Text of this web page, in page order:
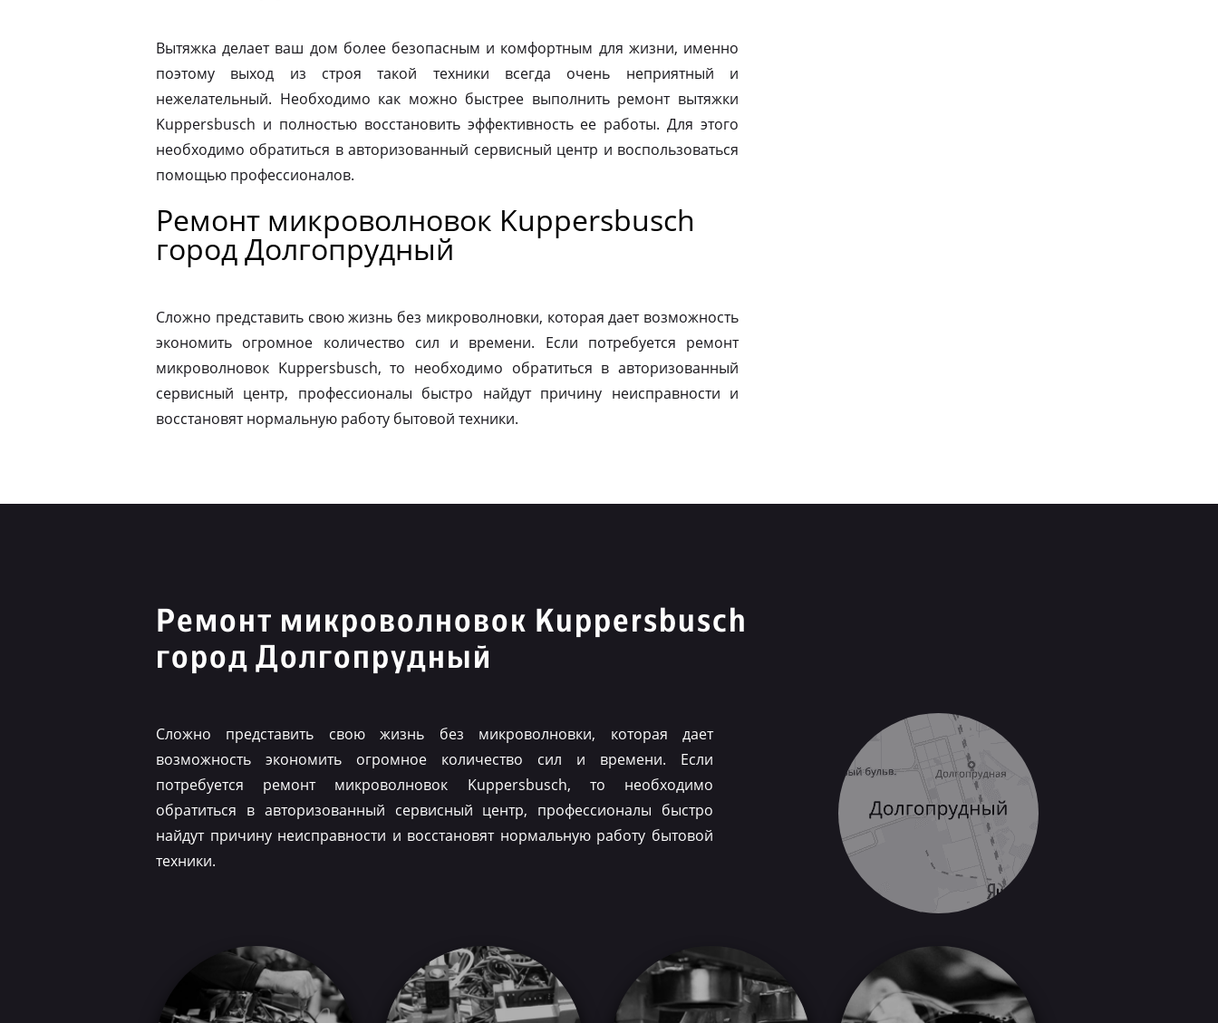
Вытяжка делает ваш дом более безопасным и комфортным для жизни, именно
поэтому выход из строя такой техники всегда очень неприятный и
нежелательный. Необходимо как можно быстрее выполнить ремонт вытяжки
Kuppersbusch и полностью восстановить эффективность ее работы. Для этого
необходимо обратиться в авторизованный сервисный центр и воспользоваться
помощью профессионалов.
Ремонт микроволновок Kuppersbusch
город Долгопрудный
Сложно представить свою жизнь без микроволновки, которая дает возможность
экономить огромное количество сил и времени. Если потребуется ремонт
микроволновок Kuppersbusch, то необходимо обратиться в авторизованный
сервисный центр, профессионалы быстро найдут причину неисправности и
восстановят нормальную работу бытовой техники.
Ремонт микроволновок Kuppersbusch
город Долгопрудный
Сложно представить свою жизнь без микроволновки, которая дает
возможность экономить огромное количество сил и времени. Если
потребуется ремонт микроволновок Kuppersbusch, то необходимо
обратиться в авторизованный сервисный центр, профессионалы быстро
найдут причину неисправности и восстановят нормальную работу бытовой
техники.